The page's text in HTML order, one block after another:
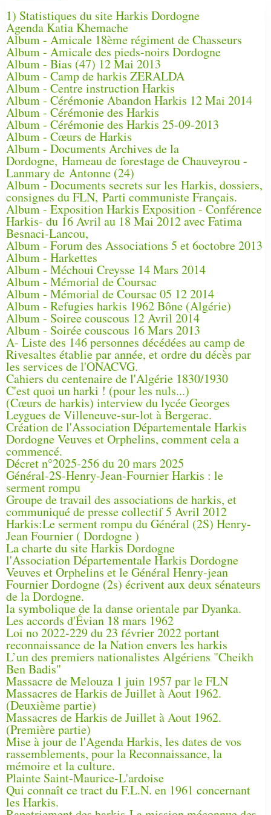
1) Statistiques du site Harkis Dordogne
Agenda Katia Khemache
Album - Amicale 18ème régiment de Chasseurs
Album - Amicale des pieds-noirs Dordogne
Album - Bias (47) 12 Mai 2013
Album - Camp de harkis ZERALDA
Album - Centre instruction Harkis
Album - Cérémonie Abandon Harkis 12 Mai 2014
Album - Cérémonie des Harkis
Album - Cérémonie des Harkis 25-09-2013
Album - Cœurs de Harkis
Album - Documents Archives de la
Dordogne, Hameau de forestage de Chauveyrou -
Lanmary de Antonne (24)
Album - Documents secrets sur les Harkis, dossiers,
consignes du FLN, Parti communiste Français.
Album - Exposition Harkis Exposition - Conférence
Harkis- du 16 Avril au 18 Mai 2012 avec Fatima
Besnaci-Lancou,
Album - Forum des Associations 5 et 6octobre 2013
Album - Harkettes
Album - Méchoui Creysse 14 Mars 2014
Album - Mémorial de Coursac
Album - Mémorial de Coursac 05 12 2014
Album - Refugies harkis 1962 Bône (Algérie)
Album - Soiree couscous 12 Avril 2014
Album - Soirée couscous 16 Mars 2013
A- Liste des 146 personnes décédées au camp de
Rivesaltes établie par année, et ordre du décès par
les services de l'ONACVG.
Cahiers du centenaire de l'Algérie 1830/1930
C'est quoi un harki ! (pour les nuls...)
(Cœurs de harkis) interview du lycée Georges
Leygues de Villeneuve-sur-lot à Bergerac.
Création de l'Association Départementale Harkis
Dordogne Veuves et Orphelins, comment cela a
commencé.
Décret n°2025-256 du 20 mars 2025
Général-2S-Henry-Jean-Fournier Harkis : le
serment rompu
Groupe de travail des associations de harkis, et
communiqué de presse collectif 5 Avril 2012
Harkis:Le serment rompu du Général (2S) Henry-
Jean Fournier ( Dordogne )
La charte du site Harkis Dordogne
l'Association Départementale Harkis Dordogne
Veuves et Orphelins et le Général Henry-jean
Fournier Dordogne (2s) écrivent aux deux sénateurs
de la Dordogne.
la symbolique de la danse orientale par Dyanka.
Les accords d'Évian 18 mars 1962
Loi no 2022-229 du 23 février 2022 portant
reconnaissance de la Nation envers les harkis
L’un des premiers nationalistes Algériens "Cheikh
Ben Badis"
Massacre de Melouza 1 juin 1957 par le FLN
Massacres de Harkis de Juillet à Aout 1962.
(Deuxième partie)
Massacres de Harkis de Juillet à Aout 1962.
(Première partie)
Mise à jour de l'Agenda Harkis, les dates de vos
rassemblements, pour la Reconnaissance, la
mémoire et la culture.
Plainte Saint-Maurice-L'ardoise
Qui connaît ce tract du F.L.N. en 1961 concernant
les Harkis.